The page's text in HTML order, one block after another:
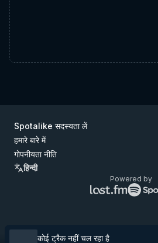
Spotalike सदस्यता लें
हमारे बारे में
गोपनीयता नीति
हिन्दी
Powered by
Lastfm
लोगो
कोई ट्रैक नहीं चल रहा है